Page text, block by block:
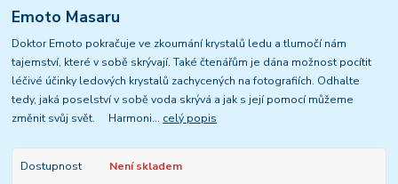
Emoto Masaru
Doktor Emoto pokračuje ve zkoumání krystalů ledu a tlumočí nám
tajemství, které v sobě skrývají. Také čtenářům je dána možnost pocítit
léčivé účinky ledových krystalů zachycených na fotografiích. Odhalte
tedy, jaká poselství v sobě voda skrývá a jak s její pomocí můžeme
změnit svůj svět. Harmoni... celý popis
Dostupnost Není skladem